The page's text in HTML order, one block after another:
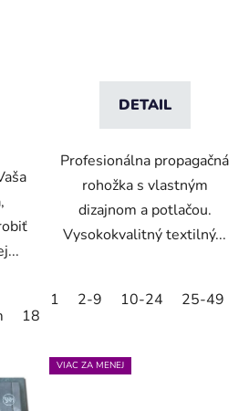
180x115cm
DETAIL
Profesionálna propagačná
rohožka s vlastným
dizajnom a potlačou.
Vysokokvalitný textilný...
1 2-9 10-24 25-49
VIAC ZA MENEJ